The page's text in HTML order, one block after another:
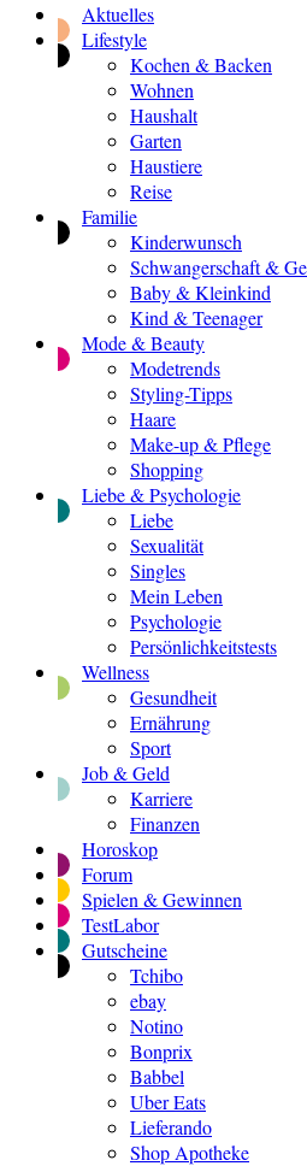
Aktuelles
Lifestyle
Kochen & Backen
Wohnen
Haushalt
Garten
Haustiere
Reise
Familie
Kinderwunsch
Schwangerschaft &
Baby & Kleinkind
Kind & Teenager
Mode & Beauty
Modetrends
Styling-Tipps
Haare
Make-up & Pflege
Shopping
Liebe & Psychologie
Liebe
Sexualität
Singles
Mein Leben
Psychologie
Persönlichkeitstests
Wellness
Gesundheit
Ernährung
Sport
Job & Geld
Karriere
Finanzen
Horoskop
Forum
Spielen & Gewinnen
TestLabor
Gutscheine
Tchibo
ebay
Notino
Bonprix
Babbel
Uber Eats
Lieferando
Shop Apotheke